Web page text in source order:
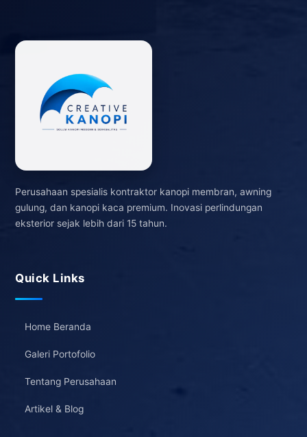
Perusahaan spesialis kontraktor kanopi membran, awning
gulung, dan kanopi kaca premium. Inovasi perlindungan
eksterior sejak lebih dari 15 tahun.
Quick Links
Home Beranda
Galeri Portofolio
Tentang Perusahaan
Artikel & Blog